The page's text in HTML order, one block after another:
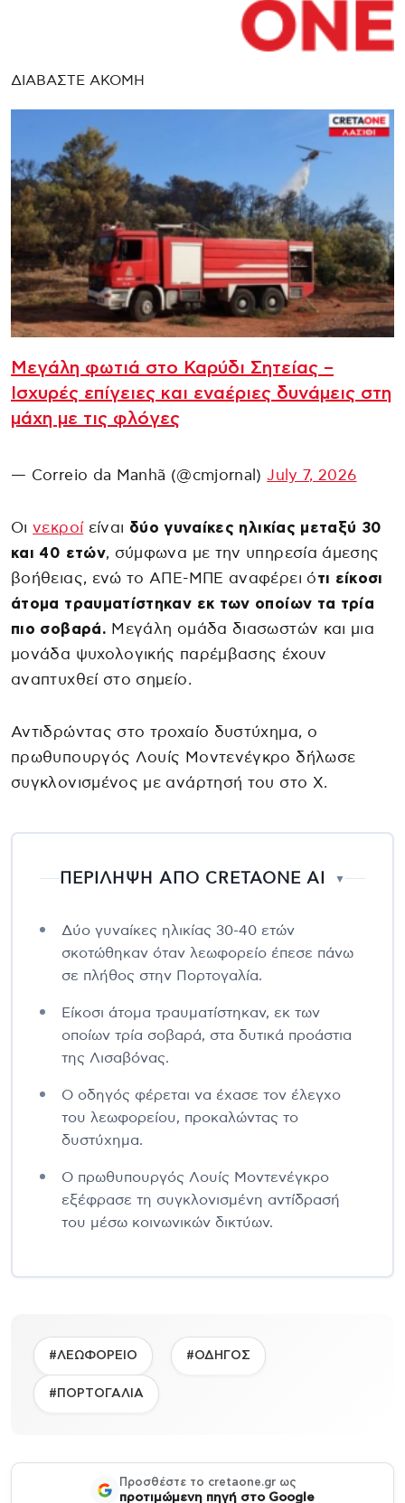
ΔΙΑΒΑΣΤΕ ΑΚΟΜΗ
Μεγάλη φωτιά στο Καρύδι Σητείας –
Ισχυρές επίγειες και εναέριες δυνάμεις στη
μάχη με τις φλόγες
— Correio da Manhã (@cmjornal)July 7, 2026
Οινεκροίείναι δύο γυναίκες ηλικίας μεταξύ 30
και 40 ετών, σύμφωνα με την υπηρεσία άμεσης
βοήθειας, ενώ το ΑΠΕ-ΜΠΕ αναφέρει ότι είκοσι
άτομα τραυματίστηκαν εκ των οποίων τα τρία
πιο σοβαρά. Μεγάλη ομάδα διασωστών και μια
μονάδα ψυχολογικής παρέμβασης έχουν
αναπτυχθεί στο σημείο.
Αντιδρώντας στο τροχαίο δυστύχημα, ο
πρωθυπουργός Λουίς Μοντενέγκρο δήλωσε
συγκλονισμένος με ανάρτησή του στο X.
ΠΕΡΙΛΗΨΗ ΑΠΟ CRETAONE AI ▼
Δύο γυναίκες ηλικίας 30-40 ετών
σκοτώθηκαν όταν λεωφορείο έπεσε πάνω
σε πλήθος στην Πορτογαλία.
Είκοσι άτομα τραυματίστηκαν, εκ των
οποίων τρία σοβαρά, στα δυτικά προάστια
της Λισαβόνας.
Ο οδηγός φέρεται να έχασε τον έλεγχο
του λεωφορείου, προκαλώντας το
δυστύχημα.
Ο πρωθυπουργός Λουίς Μοντενέγκρο
εξέφρασε τη συγκλονισμένη αντίδρασή
του μέσω κοινωνικών δικτύων.
#ΛΕΩΦΟΡΕΙΟ #ΟΔΗΓΟΣ
#ΠΟΡΤΟΓΑΛΙΑ
Προσθέστε το cretaone.gr ως
προτιμώμενη πηγή στο Google